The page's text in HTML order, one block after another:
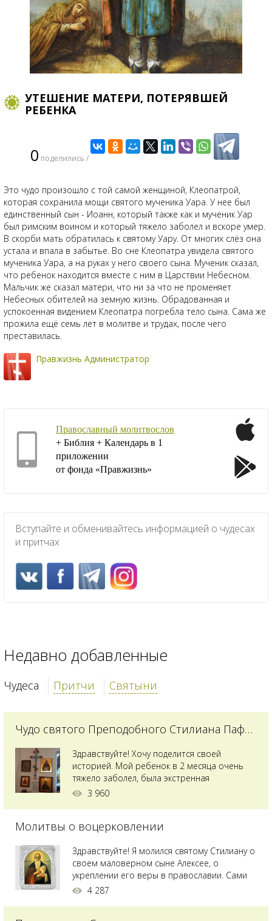
УТЕШЕНИЕ МАТЕРИ, ПОТЕРЯВШЕЙ
РЕБЕНКА
0 поделились /
Это чудо произошло с той самой женщиной, Клеопатрой,
которая сохранила мощи святого мученика Уара. У нее был
единственный сын - Иоанн, который также как и мученик Уар
был римским воином и который тяжело заболел и вскоре умер.
В скорби мать обратилась к святому Уару. От многих слёз она
устала и впала в забытье. Во сне Клеопатра увидела святого
мученика Уара, а на руках у него своего сына. Мученик сказал,
что ребенок находится вместе с ним в Царствии Небесном.
Мальчик же сказал матери, что ни за что не променяет
Небесных обителей на земную жизнь. Обрадованная и
успокоенная видением Клеопатра погребла тело сына. Сама же
прожила ещё семь лет в молитве и трудах, после чего
преставилась.
Правжизнь Администратор
Православный молитвослов
+ Библия + Календарь в 1
приложении
от фонда «Правжизнь»
Вступайте и обменивайтесь информацией о чудесах
и притчах
Недавно добавленные
Чудеса Притчи Святыни
Чудо святого Преподобного Стилиана Пафлагонского
Здравствуйте! Хочу поделится своей
историей. Мой ребенок в 2 месяца очень
тяжело заболел, была экстренная
сложнейшая операция, состояние после
святого Владимира я увидела незнакомую
позже прочитав про него, узнала про
Преподобного...
3 960
Молитвы о воцерковлении
Здравствуйте! Я молился святому Стилиану о
своем маловерном сыне Алексее, о
укреплении его веры в православии. Сами
мы с супругой воцерковлены. Через год
4 287